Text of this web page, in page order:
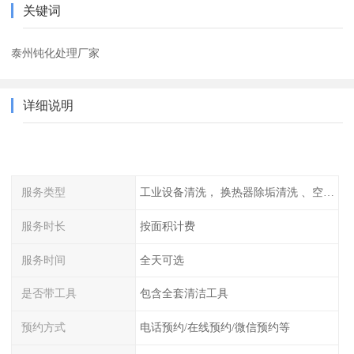
关键词
泰州钝化处理厂家
详细说明
服务类型 工业设备清洗， 换热器除垢清洗 、空调清洗等
服务时长 按面积计费
服务时间 全天可选
是否带工具 包含全套清洁工具
预约方式 电话预约/在线预约/微信预约等